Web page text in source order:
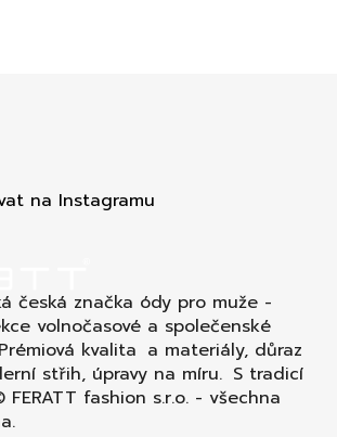
na Instagramu
česká značka ódy pro muže -
volnočasové a společenské
kvalita a materiály, důraz
střih, úpravy na míru. S tradicí
fashion s.r.o. - všechna